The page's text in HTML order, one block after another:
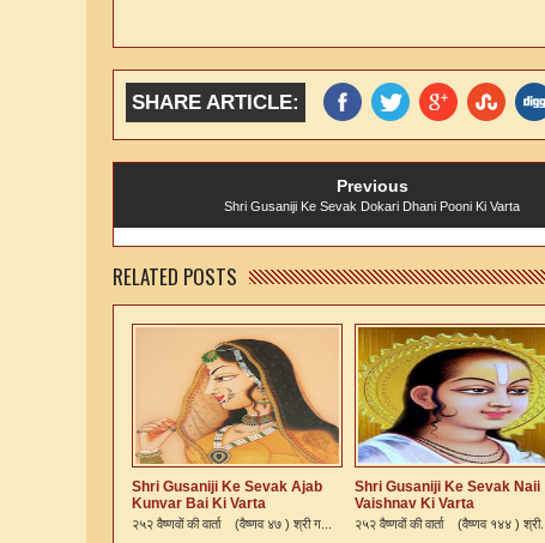
SHARE ARTICLE:
Previous
Shri Gusaniji Ke Sevak Dokari Dhani Pooni Ki Varta
RELATED POSTS
Shri Gusaniji Ke Sevak Ajab
Kunvar Bai Ki Varta
२५२ वैष्णवों की वार्ता (वैष्णव ४७ ) श्री ग...
Shri Gusaniji Ke Sevak Naii
Vaishnav Ki Varta
२५२ वैष्णवों की वार्ता (वैष्णव १४४ ) श्री...